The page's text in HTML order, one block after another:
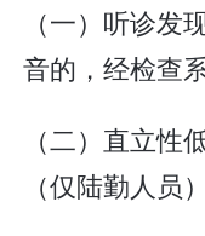
（一）听诊发
音的，经检查
（二）直立性
（仅陆勤人员）